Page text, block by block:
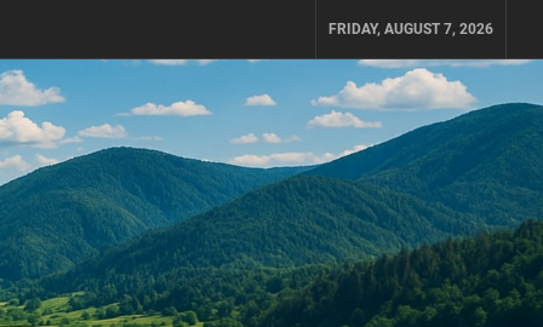
FRIDAY, AUGUST 7, 2026